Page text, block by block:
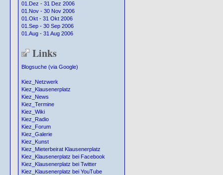
01.Dez - 31 Dez 2006
01.Nov - 30 Nov 2006
01.Okt - 31 Okt 2006
01.Sep - 30 Sep 2006
01.Aug - 31 Aug 2006
Links
Blogsuche (via Google)
Kiez_Netzwerk
Kiez_Klausenerplatz
Kiez_News
Kiez_Termine
Kiez_Wiki
Kiez_Radio
Kiez_Forum
Kiez_Galerie
Kiez_Kunst
Kiez_Mieterbeirat Klausenerplatz
Kiez_Klausenerplatz bei Facebook
Kiez_Klausenerplatz bei Twitter
Kiez_Klausenerplatz bei YouTube